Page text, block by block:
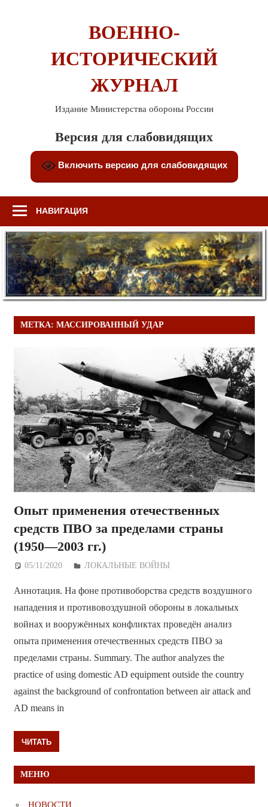
ВОЕННО-
ИСТОРИЧЕСКИЙ
ЖУРНАЛ
Издание Министерства обороны России
Версия для слабовидящих
Включить версию для слабовидящих
НАВИГАЦИЯ
МЕТКА: МАССИРОВАННЫЙ УДАР
Опыт применения отечественных
средств ПВО за пределами страны
(1950—2003 гг.)
05/11/2020 Дежурный по Редакции
ЛОКАЛЬНЫЕ ВОЙНЫ
Аннотация. На фоне противоборства средств воздушного
нападения и противовоздушной обороны в локальных
войнах и вооружённых конфликтах проведён анализ
опыта применения отечественных средств ПВО за
пределами страны. Summary. The author analyzes the
practice of using domestic AD equipment outside the country
against the background of confrontation between air attack and
AD means in
ЧИТАТЬ
МЕНЮ
НОВОСТИ